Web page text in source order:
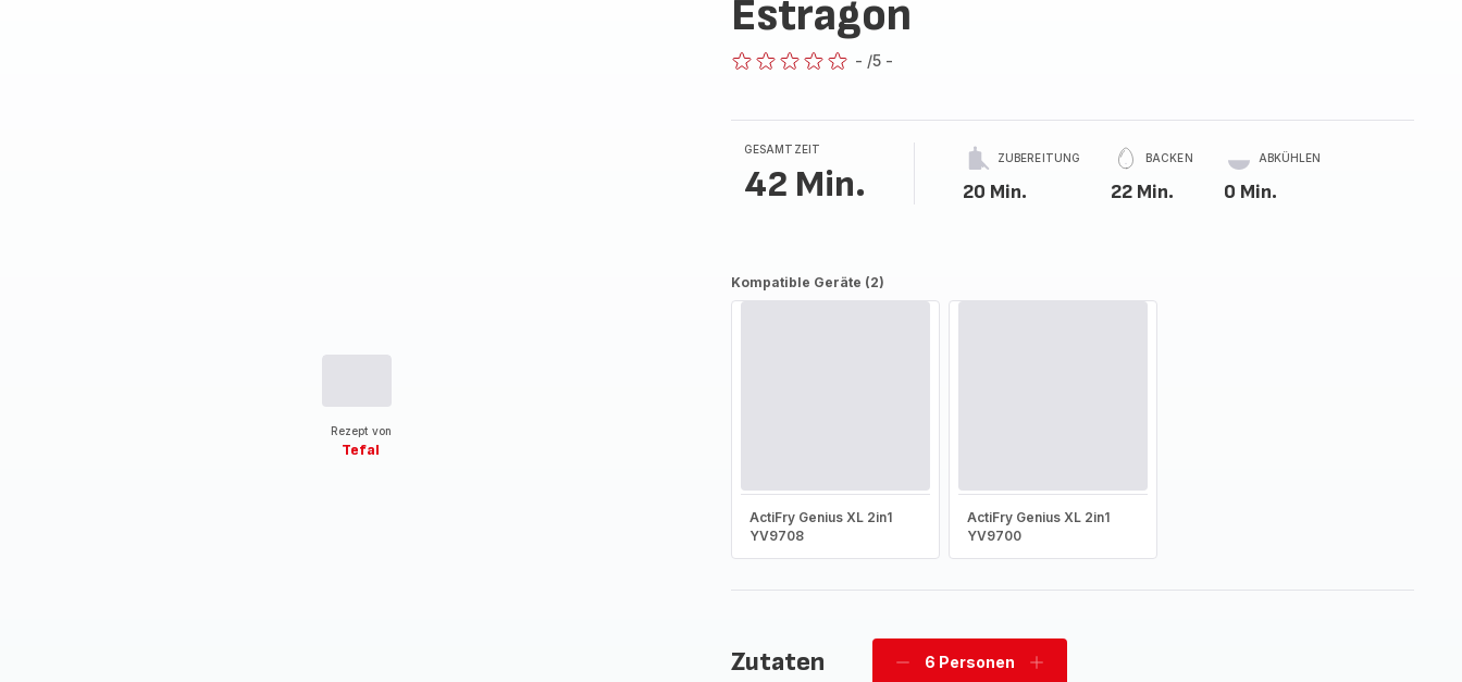
Rezept von
Tefal
Estragon
- /5 -
GESAMTZEIT
42 Min.
ZUBEREITUNG
20 Min.
BACKEN
22 Min.
ABKÜHLEN
0 Min.
Kompatible Geräte (2)
ActiFry Genius XL 2in1
YV9708
ActiFry Genius XL 2in1
YV9700
Zutaten
Personen
6 Personen
Personen